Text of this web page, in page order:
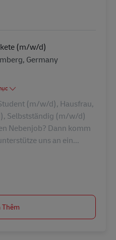
(m/w/d)
Germany
mục
(m/w/d), Hausfrau,
Selbstständig (m/w/d)
Nebenjob? Dann komm
uns an ein...
Thêm